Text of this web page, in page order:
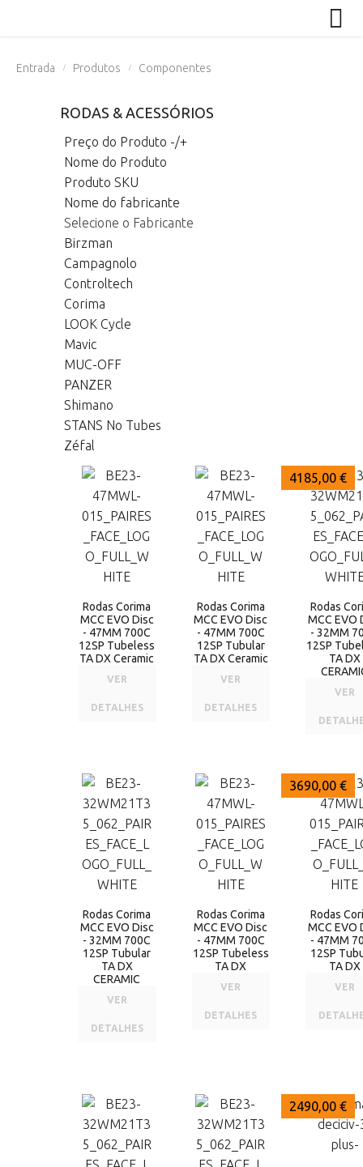
Entrada / Produtos / Componentes
RODAS & ACESSÓRIOS
Preço do Produto -/+
Nome do Produto
Produto SKU
Nome do fabricante
Selecione o Fabricante
Birzman
Campagnolo
Controltech
Corima
LOOK Cycle
Mavic
MUC-OFF
PANZER
Shimano
STANS No Tubes
Zéfal
4185,00 €
Rodas Corima
MCC EVO Disc
- 47MM 700C
12SP Tubeless
TA DX Ceramic
VER
DETALHES
4185,00 €
Rodas Corima
MCC EVO Disc
- 47MM 700C
12SP Tubular
TA DX Ceramic
VER
DETALHES
4185,00 €
Rodas
MCC EVO
- 32MM
12SP
TA DX
VER
4185,00 €
Rodas Corima
MCC EVO Disc
- 32MM 700C
12SP Tubular
TA DX
CERAMIC
VER
DETALHES
3690,00 €
Rodas Corima
MCC EVO Disc
- 47MM 700C
12SP Tubeless
TA DX
VER
DETALHES
3690,00 €
Rodas
MCC EVO
- 47MM
12SP
TA DX
VER
3690,00 €
3690,00 €
2490,00 €